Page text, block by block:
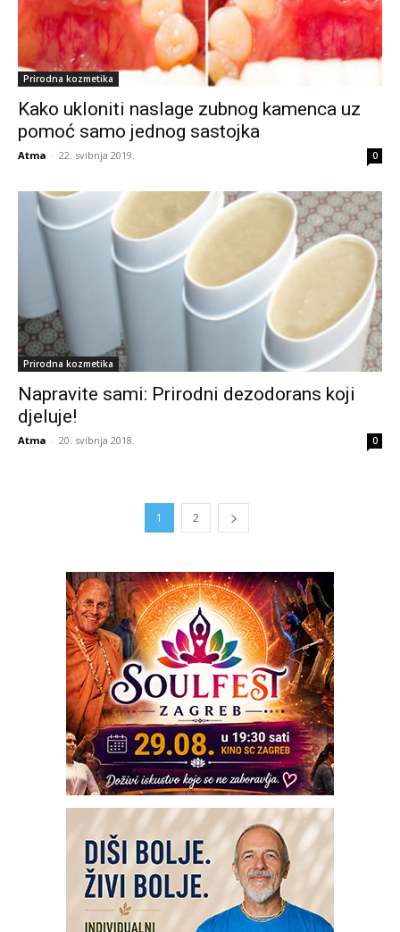
Prirodna kozmetika
Kako ukloniti naslage zubnog kamenca uz
pomoć samo jednog sastojka
Atma - 22. svibnja 2019. 0
Prirodna kozmetika
Napravite sami: Prirodni dezodorans koji
djeluje!
Atma - 20. svibnja 2018. 0
1 2